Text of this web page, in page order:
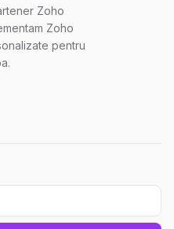
Zoho
Zoho
pentru